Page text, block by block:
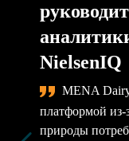
NielsenIQ
MENA
платформой
природы